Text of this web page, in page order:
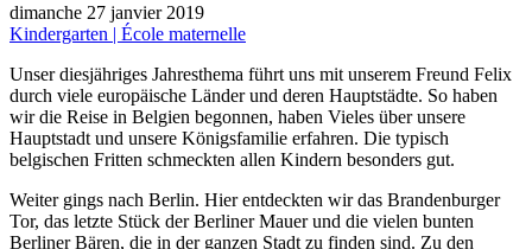
dimanche 27 janvier 2019
Kindergarten | École maternelle
Unser diesjähriges Jahresthema führt uns mit unserem Freund Felix
durch viele europäische Länder und deren Hauptstädte. So haben
wir die Reise in Belgien begonnen, haben Vieles über unsere
Hauptstadt und unsere Königsfamilie erfahren. Die typisch
belgischen Fritten schmeckten allen Kindern besonders gut.
Weiter gings nach Berlin. Hier entdeckten wir das Brandenburger
Tor, das letzte Stück der Berliner Mauer und die vielen bunten
Berliner Bären, die in der ganzen Stadt zu finden sind. Zu den